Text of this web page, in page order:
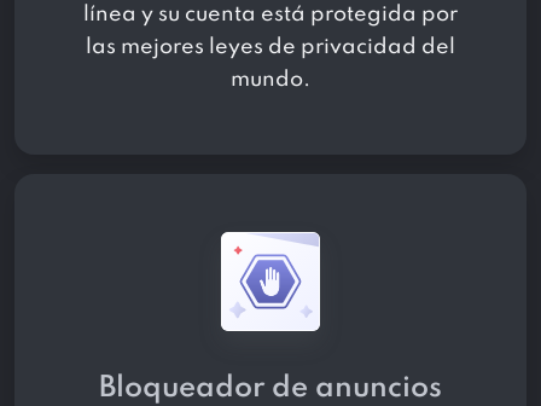
línea y su cuenta está protegida por
las mejores leyes de privacidad del
mundo.
Bloqueador de anuncios